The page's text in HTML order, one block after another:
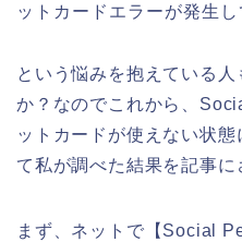
ットカードエラーが発生し
という悩みを抱えている
か？なのでこれから、
ットカードが使えない状
て私が調べた結果を記事に
まず、ネットで【Social